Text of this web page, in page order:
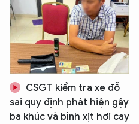
CSGT kiểm tra xe đỗ
sai quy định phát hiện gậy
ba khúc và bình xịt hơi cay